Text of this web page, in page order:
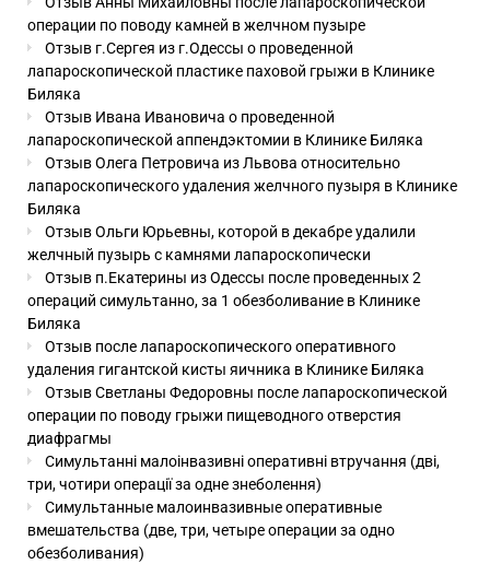
операции по поводу камней в желчном пузыре
Отзыв г.Сергея из г.Одессы о проведенной
лапароскопической пластике паховой грыжи в Клинике
Биляка
Отзыв Ивана Ивановича о проведенной
лапароскопической аппендэктомии в Клинике Биляка
Отзыв Олега Петровича из Львова относительно
лапароскопического удаления желчного пузыря в Клинике
Биляка
Отзыв Ольги Юрьевны, которой в декабре удалили
желчный пузырь с камнями лапароскопически
Отзыв п.Екатерины из Одессы после проведенных 2
операций симультанно, за 1 обезболивание в Клинике
Биляка
Отзыв после лапароскопического оперативного
удаления гигантской кисты яичника в Клинике Биляка
Отзыв Светланы Федоровны после лапароскопической
операции по поводу грыжи пищеводного отверстия
диафрагмы
Симультанні малоінвазивні оперативні втручання (дві,
три, чотири операції за одне знеболення)
Симультанные малоинвазивные оперативные
вмешательства (две, три, четыре операции за одно
обезболивания)